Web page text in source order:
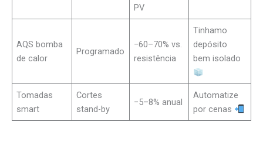
PV
AQS bomba
de calor
Programado
−60–70% vs.
resistência
Tinhamo
depósito
bem isolado
Tomadas
smart
Cortes
stand-by
−5–8% anual
Automatize
por cenas